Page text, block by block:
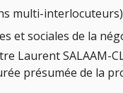
multi-
et sociales de la
Laurent
présumée de la